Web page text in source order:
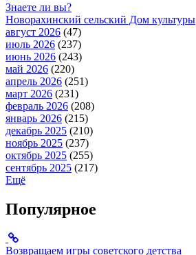
Знаете ли вы?
Новорахинский сельский Дом культуры
август 2026 (47)
июль 2026 (237)
июнь 2026 (243)
май 2026 (220)
апрель 2026 (251)
март 2026 (231)
февраль 2026 (208)
январь 2026 (215)
декабрь 2025 (210)
ноябрь 2025 (237)
октябрь 2025 (255)
сентябрь 2025 (217)
Ещё
Популярное
Возвращаем игры советского детства